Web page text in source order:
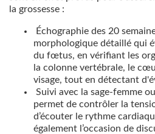
la grossesse :
Échographie des 20
morphologique détaillé qui
du fœtus, en vérifiant les
la colonne vertébrale, le
visage, tout en détectant
Suivi avec la sage-femme
permet de contrôler la
d’écouter le rythme
également l’occasion de